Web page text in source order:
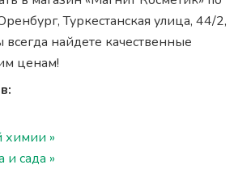
Туркестанская улица, 44/2,
найдете качественные
ценам!
химии »
и сада »